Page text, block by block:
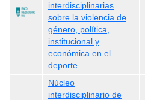
interdisciplinarias
sobre la violencia de
género, política,
institucional y
económica en el
deporte.
Núcleo
interdisciplinario de